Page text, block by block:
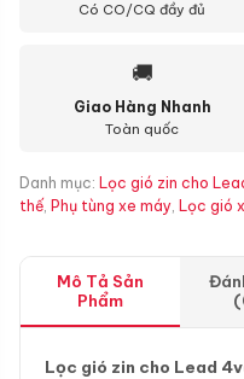
Có CO/CQ đầy đủ
🚚
Giao Hàng Nhanh
Toàn quốc
Danh mục: Lọc gió zin cho
thế, Phụ tùng xe máy, Lọc gió
Mô Tả Sản
Phẩm
Lọc gió zin cho Lead